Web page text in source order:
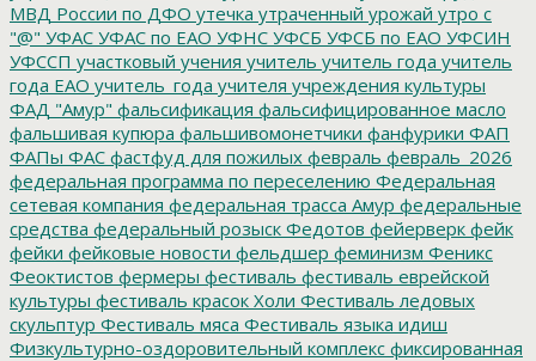
МВД России по ДФО утечка утраченный урожай утро с
"@" УФАС УФАС по ЕАО УФНС УФСБ УФСБ по ЕАО УФСИН
УФССП участковый учения учитель учитель года учитель
года ЕАО учитель_года учителя учреждения культуры
ФАД "Амур" фальсификация фальсифицированное масло
фальшивая купюра фальшивомонетчики фанфурики ФАП
ФАПы ФАС фастфуд для пожилых февраль февраль_2026
федеральная программа по переселению Федеральная
сетевая компания федеральная трасса Амур федеральные
средства федеральный розыск Федотов фейерверк фейк
фейки фейковые новости фельдшер феминизм Феникс
Феоктистов фермеры фестиваль фестиваль еврейской
культуры фестиваль красок Холи Фестиваль ледовых
скульптур Фестиваль мяса Фестиваль языка идиш
Физкультурно-оздоровительный комплекс фиксированная